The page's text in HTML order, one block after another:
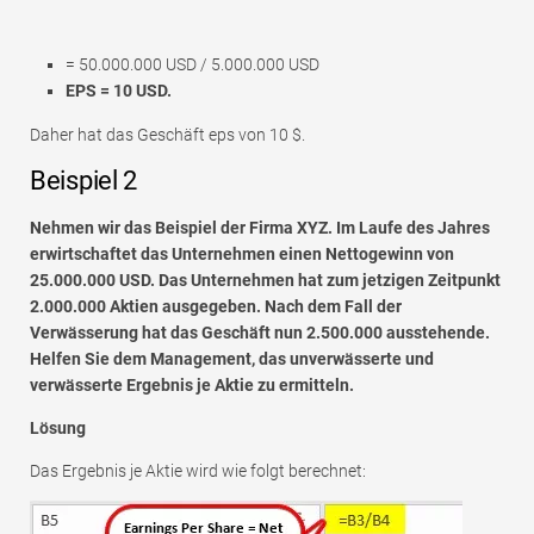
= 50.000.000 USD / 5.000.000 USD
EPS = 10 USD.
Daher hat das Geschäft eps von 10 $.
Beispiel 2
Nehmen wir das Beispiel der Firma XYZ. Im Laufe des Jahres
erwirtschaftet das Unternehmen einen Nettogewinn von
25.000.000 USD. Das Unternehmen hat zum jetzigen Zeitpunkt
2.000.000 Aktien ausgegeben. Nach dem Fall der
Verwässerung hat das Geschäft nun 2.500.000 ausstehende.
Helfen Sie dem Management, das unverwässerte und
verwässerte Ergebnis je Aktie zu ermitteln.
Lösung
Das Ergebnis je Aktie wird wie folgt berechnet: